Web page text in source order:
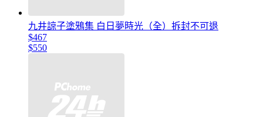
九井諒子塗鴉集 白日夢時光（全）拆封不可退
$467
$550